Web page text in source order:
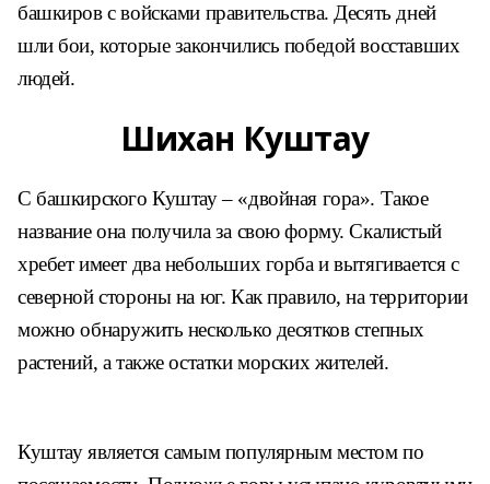
башкиров с войсками правительства. Десять дней
шли бои, которые закончились победой восставших
людей.
Шихан Куштау
С башкирского Куштау – «двойная гора». Такое
название она получила за свою форму. Скалистый
хребет имеет два небольших горба и вытягивается с
северной стороны на юг. Как правило, на территории
можно обнаружить несколько десятков степных
растений, а также остатки морских жителей.
Куштау является самым популярным местом по